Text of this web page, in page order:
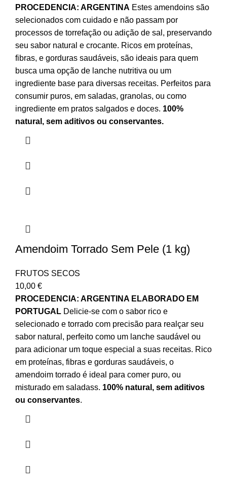
PROCEDENCIA: ARGENTINA Estes amendoins são
selecionados com cuidado e não passam por
processos de torrefação ou adição de sal, preservando
seu sabor natural e crocante. Ricos em proteínas,
fibras, e gorduras saudáveis, são ideais para quem
busca uma opção de lanche nutritiva ou um
ingrediente base para diversas receitas. Perfeitos para
consumir puros, em saladas, granolas, ou como
ingrediente em pratos salgados e doces. 100%
natural, sem aditivos ou conservantes.
Amendoim Torrado Sem Pele (1 kg)
FRUTOS SECOS
10,00 €
PROCEDENCIA: ARGENTINA ELABORADO EM
PORTUGAL Delicie-se com o sabor rico e
selecionado e torrado com precisão para realçar seu
sabor natural, perfeito como um lanche saudável ou
para adicionar um toque especial a suas receitas. Rico
em proteínas, fibras e gorduras saudáveis, o
amendoim torrado é ideal para comer puro, ou
misturado em saladass. 100% natural, sem aditivos
ou conservantes.